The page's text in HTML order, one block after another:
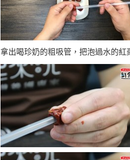
拿出喝珍奶的粗吸管，把泡過水的